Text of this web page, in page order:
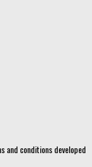
and conditions developed